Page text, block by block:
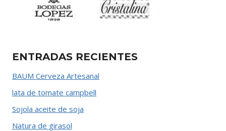
ENTRADAS RECIENTES
BAUM Cerveza Artesanal
lata de tomate campbell
Sojola aceite de soja
Natura de girasol